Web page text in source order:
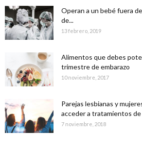
Operan a un bebé fuera
de...
13 febrero, 2019
Alimentos que debes
trimestre de embarazo
10 noviembre, 2017
Parejas lesbianas y
acceder a tratamientos
7 noviembre, 2018